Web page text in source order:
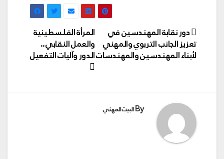
تصفّح
المقالات
المرأة الفلسطينية
والعمل النقابي..
الدور وآليات التفعيل
دور نقابة المهندسين في
تعزيز الجانب التربوي والمهني
لأبناء المهندسين والمهندسات
Byالبيت المهني